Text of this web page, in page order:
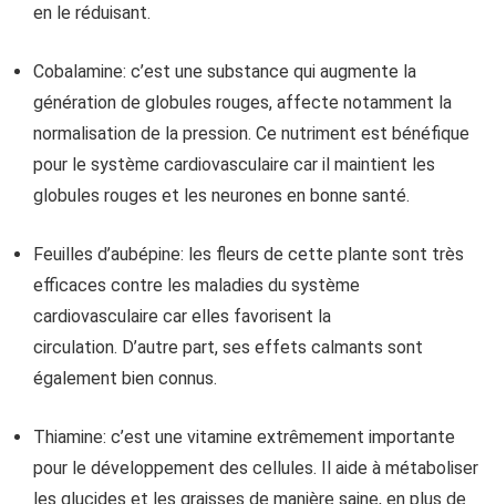
en le réduisant.
Cobalamine: c’est une substance qui augmente la
génération de globules rouges, affecte notamment la
normalisation de la pression. Ce nutriment est bénéfique
pour le système cardiovasculaire car il maintient les
globules rouges et les neurones en bonne santé.
Feuilles d’aubépine: les fleurs de cette plante sont très
efficaces contre les maladies du système
cardiovasculaire car elles favorisent la
circulation. D’autre part, ses effets calmants sont
également bien connus.
Thiamine: c’est une vitamine extrêmement importante
pour le développement des cellules. Il aide à métaboliser
les glucides et les graisses de manière saine, en plus de